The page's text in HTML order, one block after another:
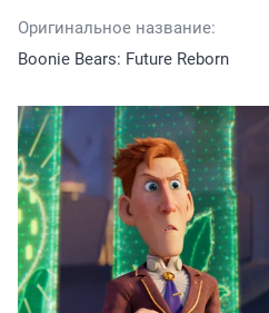
Оригинальное название:
Boonie Bears: Future Reborn